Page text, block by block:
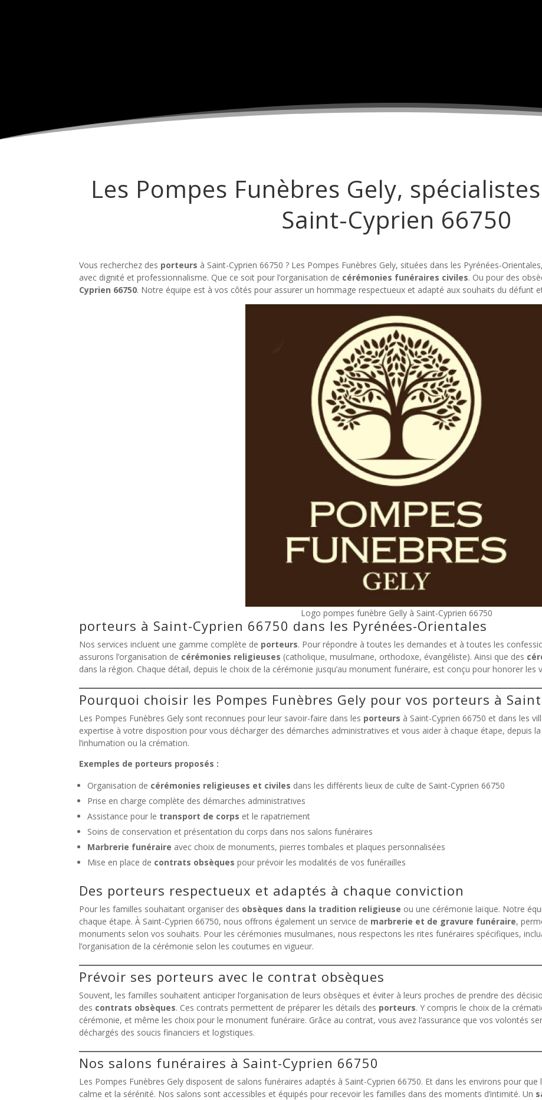
Les Pompes Funèbres Gely,
Saint-Cyprien 66750
Vous recherchez des porteurs à Saint-Cyprien 66750 ? Les Pompes Funèbres Gely, situées dans les Pyrénées-
avec dignité et professionnalisme. Que ce soit pour l’organisation de cérémonies funéraires civiles. Ou pour des
Cyprien 66750. Notre équipe est à vos côtés pour assurer un hommage respectueux et adapté aux souhaits du défunt
Logo pompes funèbre Gelly à Saint-Cyprien 66750
porteurs à Saint-Cyprien 66750 dans les Pyrénées-Orientales
Nos services incluent une gamme complète de porteurs. Pour répondre à toutes les demandes et à toutes les
assurons l’organisation de cérémonies religieuses (catholique, musulmane, orthodoxe, évangéliste). Ainsi que des
dans la région. Chaque détail, depuis le choix de la cérémonie jusqu’au monument funéraire, est conçu pour honorer les
Pourquoi choisir les Pompes Funèbres Gely pour vos porteurs à
Les Pompes Funèbres Gely sont reconnues pour leur savoir-faire dans les porteurs à Saint-Cyprien 66750 et dans les
expertise à votre disposition pour vous décharger des démarches administratives et vous aider à chaque étape, depuis la
l’inhumation ou la crémation.
Exemples de porteurs proposés :
Organisation de cérémonies religieuses et civiles dans les différents lieux de culte de Saint-Cyprien 66750
Prise en charge complète des démarches administratives
Assistance pour le transport de corps et le rapatriement
Soins de conservation et présentation du corps dans nos salons funéraires
Marbrerie funéraire avec choix de monuments, pierres tombales et plaques personnalisées
Mise en place de contrats obsèques pour prévoir les modalités de vos funérailles
Des porteurs respectueux et adaptés à chaque conviction
Pour les familles souhaitant organiser des obsèques dans la tradition religieuse ou une cérémonie laïque. Notre
chaque étape. À Saint-Cyprien 66750, nous offrons également un service de marbrerie et de gravure funéraire,
monuments selon vos souhaits. Pour les cérémonies musulmanes, nous respectons les rites funéraires spécifiques,
l’organisation de la cérémonie selon les coutumes en vigueur.
Prévoir ses porteurs avec le contrat obsèques
Souvent, les familles souhaitent anticiper l’organisation de leurs obsèques et éviter à leurs proches de prendre des
des contrats obsèques. Ces contrats permettent de préparer les détails des porteurs. Y compris le choix de la
cérémonie, et même les choix pour le monument funéraire. Grâce au contrat, vous avez l’assurance que vos volontés
déchargés des soucis financiers et logistiques.
Nos salons funéraires à Saint-Cyprien 66750
Les Pompes Funèbres Gely disposent de salons funéraires adaptés à Saint-Cyprien 66750. Et dans les environs pour
calme et la sérénité. Nos salons sont accessibles et équipés pour recevoir les familles dans des moments d’intimité. Un